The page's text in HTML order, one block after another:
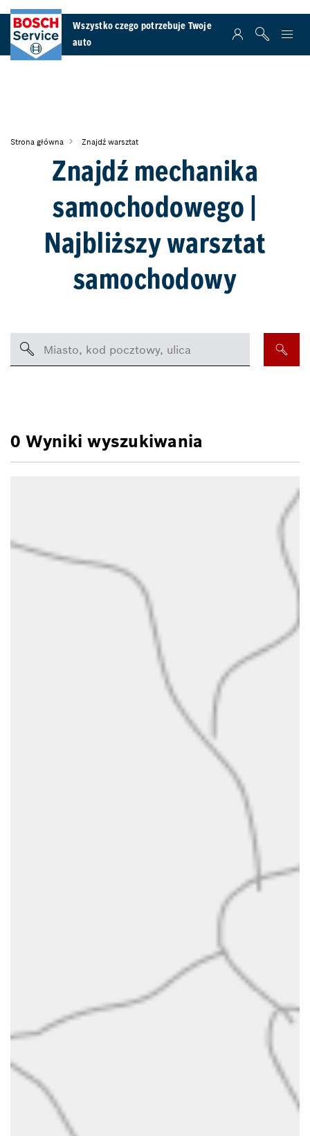
Wszystko czego potrzebuje Twoje
auto
Strona główna Znajdź warsztat
Znajdź mechanika
samochodowego |
Najbliższy warsztat
samochodowy